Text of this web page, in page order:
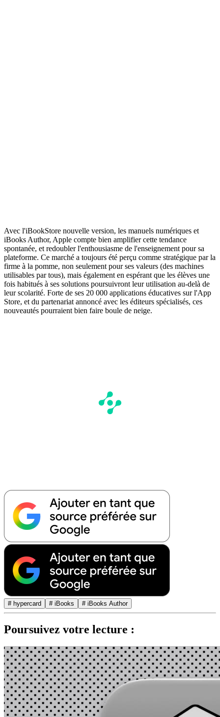
Avec l'iBookStore nouvelle version, les manuels numériques et
iBooks Author, Apple compte bien amplifier cette tendance
spontanée, et redoubler l'enthousiasme de l'enseignement pour sa
plateforme. Ce marché a toujours été perçu comme stratégique par la
firme à la pomme, non seulement pour ses valeurs (des machines
utilisables par tous), mais également en espérant que les élèves une
fois habitués à ses solutions poursuivront leur utilisation au-delà de
leur scolarité. Forte de ses 20 000 applications éducatives sur l'App
Store, et du partenariat annoncé avec les éditeurs spécialisés, ces
nouveautés pourraient bien faire boule de neige.
# hypercard # iBooks # iBooks Author
Poursuivez votre lecture :